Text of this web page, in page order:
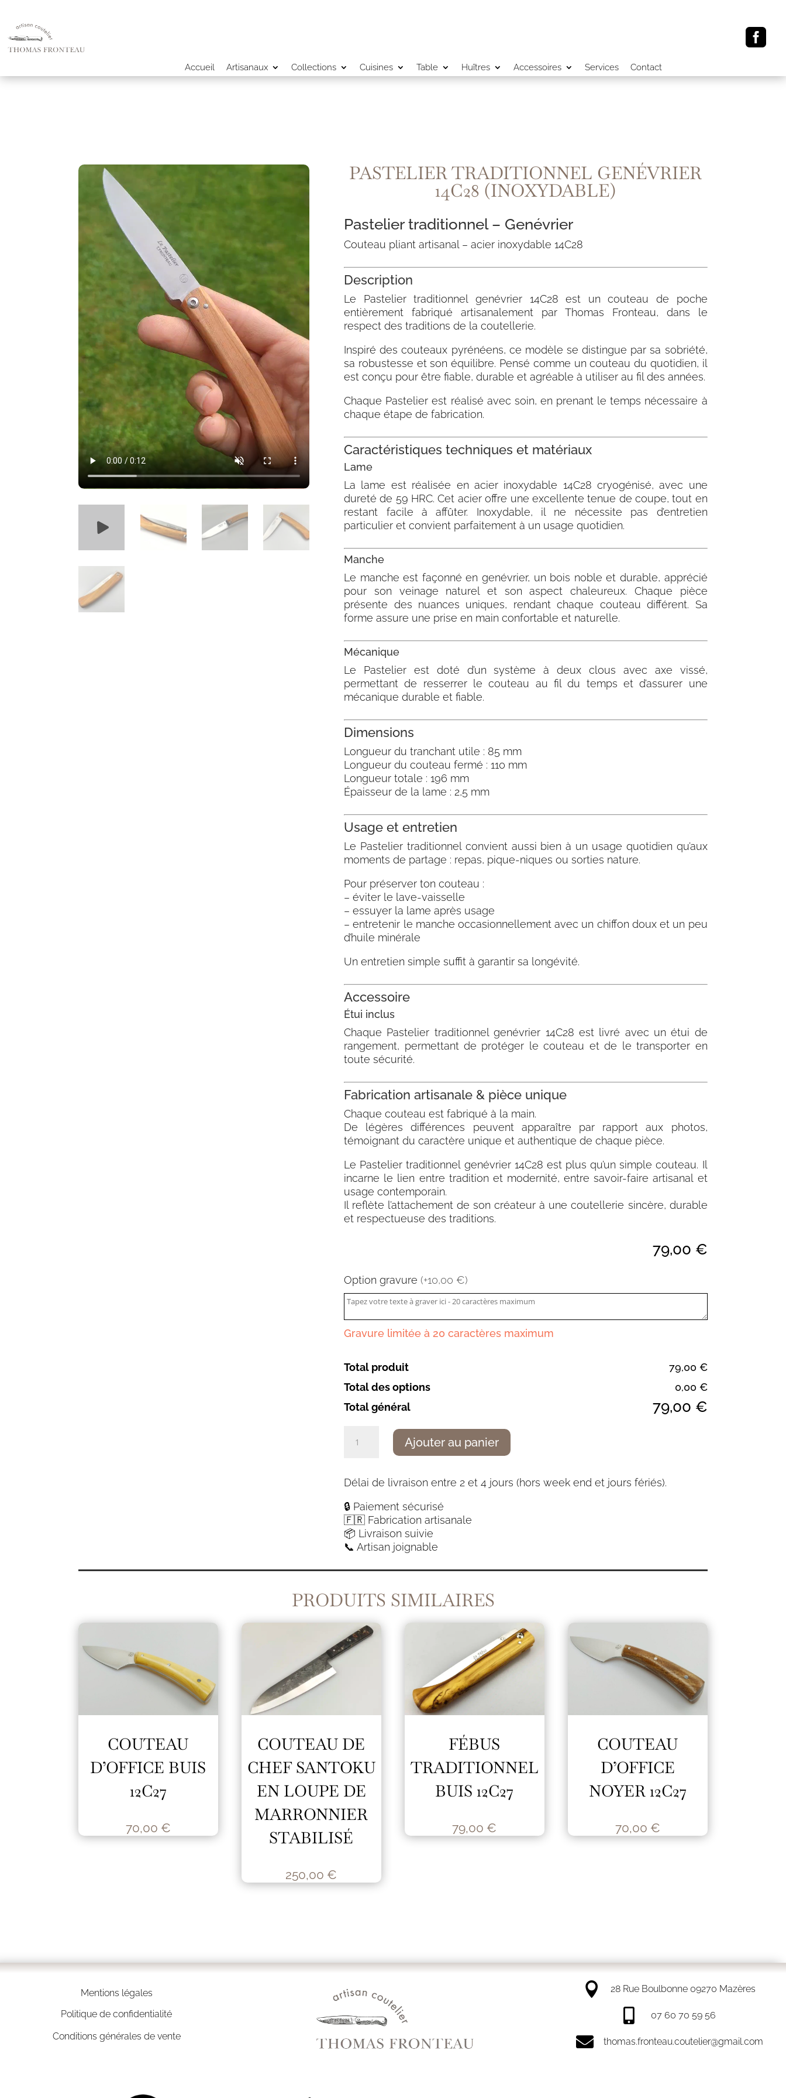
Accueil Artisanaux Collections Cuisines Table Huîtres Accessoires Services Contact

PASTELIER TRADITIONNEL GENÉVRIER
14C28 (INOXYDABLE)
Pastelier traditionnel – Genévrier
Couteau pliant artisanal – acier inoxydable 14C28
Description
Le Pastelier traditionnel genévrier 14C28 est un couteau de poche
entièrement fabriqué artisanalement par Thomas Fronteau, dans le
respect des traditions de la coutellerie.
Inspiré des couteaux pyrénéens, ce modèle se distingue par sa sobriété,
sa robustesse et son équilibre. Pensé comme un couteau du quotidien, il
est conçu pour être fiable, durable et agréable à utiliser au fil des années.
Chaque Pastelier est réalisé avec soin, en prenant le temps nécessaire à
chaque étape de fabrication.
Caractéristiques techniques et matériaux
Lame
La lame est réalisée en acier inoxydable 14C28 cryogénisé, avec une
dureté de 59 HRC. Cet acier offre une excellente tenue de coupe, tout en
restant facile à affûter. Inoxydable, il ne nécessite pas d’entretien
particulier et convient parfaitement à un usage quotidien.
Manche
Le manche est façonné en genévrier, un bois noble et durable, apprécié
pour son veinage naturel et son aspect chaleureux. Chaque pièce
présente des nuances uniques, rendant chaque couteau différent. Sa
forme assure une prise en main confortable et naturelle.
Mécanique
Le Pastelier est doté d’un système à deux clous avec axe vissé,
permettant de resserrer le couteau au fil du temps et d’assurer une
mécanique durable et fiable.
Dimensions
Longueur du tranchant utile : 85 mm
Longueur du couteau fermé : 110 mm
Longueur totale : 196 mm
Épaisseur de la lame : 2,5 mm
Usage et entretien
Le Pastelier traditionnel convient aussi bien à un usage quotidien qu’aux
moments de partage : repas, pique-niques ou sorties nature.
Pour préserver ton couteau :
– éviter le lave-vaisselle
– essuyer la lame après usage
– entretenir le manche occasionnellement avec un chiffon doux et un peu
d’huile minérale
Un entretien simple suffit à garantir sa longévité.
Accessoire
Étui inclus
Chaque Pastelier traditionnel genévrier 14C28 est livré avec un étui de
rangement, permettant de protéger le couteau et de le transporter en
toute sécurité.
Fabrication artisanale & pièce unique
Chaque couteau est fabriqué à la main.
De légères différences peuvent apparaître par rapport aux photos,
témoignant du caractère unique et authentique de chaque pièce.
Le Pastelier traditionnel genévrier 14C28 est plus qu’un simple couteau. Il
incarne le lien entre tradition et modernité, entre savoir-faire artisanal et
usage contemporain.
Il reflète l’attachement de son créateur à une coutellerie sincère, durable
et respectueuse des traditions.
79,00 €
Option gravure (+10,00 €)
Gravure limitée à 20 caractères maximum
Total produit
79,00 €
Total des options
0,00 €
Total général
79,00 €
genévrier
14c28
(inoxydable)
Ajouter au panier
Délai de livraison entre 2 et 4 jours (hors week end et jours fériés).
🔒 Paiement sécurisé
🇫🇷 Fabrication artisanale
📦 Livraison suivie
📞 Artisan joignable
PRODUITS SIMILAIRES
COUTEAU
D’OFFICE BUIS
12C27
70,00 €
COUTEAU DE
CHEF SANTOKU
EN LOUPE DE
MARRONNIER
STABILISÉ
250,00 €
FÉBUS
TRADITIONNEL
BUIS 12C27
79,00 €
COUTEAU
D’OFFICE
NOYER 12C27
70,00 €
Mentions légales
Politique de confidentialité
Conditions générales de vente
 28 Rue Boulbonne 09270 Mazères
 07 60 70 59 56
 thomas.fronteau.coutelier@gmail.com